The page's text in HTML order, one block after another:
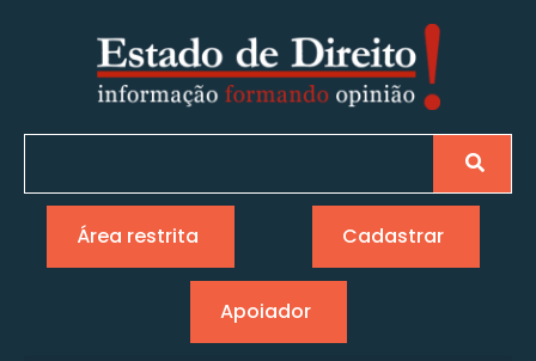
Área restrita Cadastrar
Apoiador